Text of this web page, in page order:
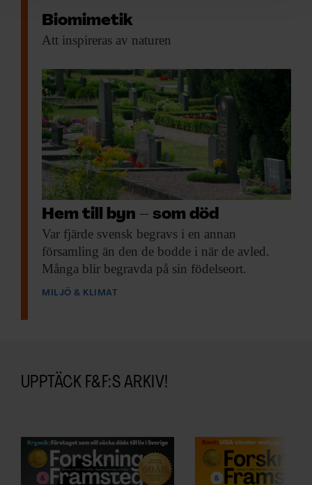
för sociala medier och analysera vår trafik. Vi
vidarebefordrar även sådana identifierare och annan
information från din enhet till de sociala medier och
Dessa kan i sin tur kombinera informationen med annan
information som du har tillhandahållit eller som de har
samlat in när du har använt deras tjänster.
Biomimetik
Att inspireras av naturen
Hem till byn – som död
Var fjärde svensk begravs i en annan
församling än den de bodde i när de avled.
Många blir begravda på sin födelseort.
MILJÖ & KLIMAT
UPPTÄCK F&F:S ARKIV!